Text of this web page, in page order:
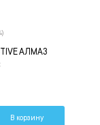
АЛМАЗ
В корзину